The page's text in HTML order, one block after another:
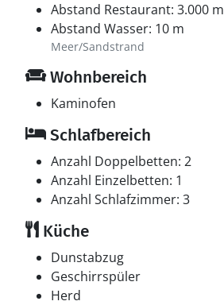
Abstand Restaurant: 3.000 m
Abstand Wasser: 10 m
Meer/Sandstrand
Wohnbereich
Kaminofen
Schlafbereich
Anzahl Doppelbetten: 2
Anzahl Einzelbetten: 1
Anzahl Schlafzimmer: 3
Küche
Dunstabzug
Geschirrspüler
Herd